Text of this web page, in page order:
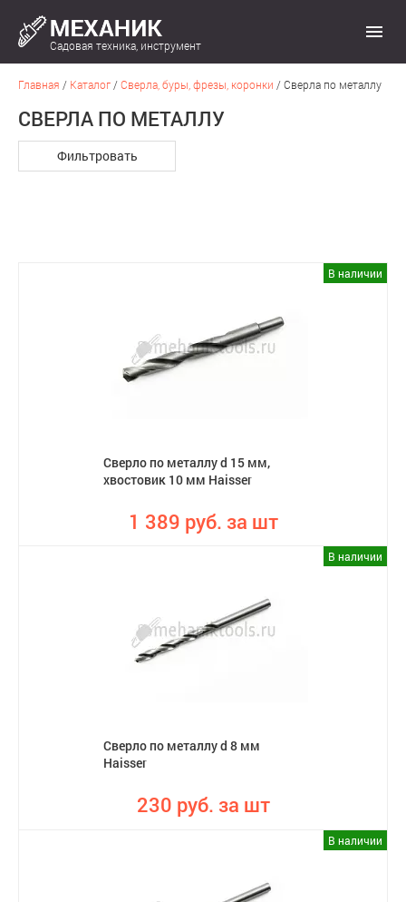
Садовая техника, инструмент
Главная / Каталог /Сверла, буры, фрезы, коронки /Сверла по металлу
СВЕРЛА ПО МЕТАЛЛУ
Фильтровать
В наличии
Сверло по металлу d 15 мм,
хвостовик 10 мм Haisser
1 389 руб. за шт
В наличии
Сверло по металлу d 8 мм
Haisser
230 руб. за шт
В наличии